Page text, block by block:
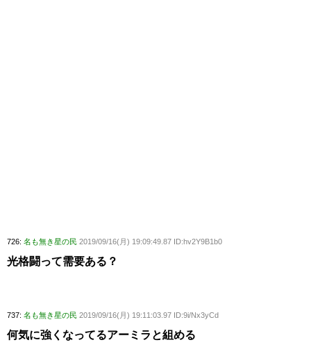
726: 名も無き星の民 2019/09/16(月) 19:09:49.87 ID:hv2Y9B1b0
光格闘って需要ある？
737: 名も無き星の民 2019/09/16(月) 19:11:03.97 ID:9i/Nx3yCd
何気に強くなってるアーミラと組める